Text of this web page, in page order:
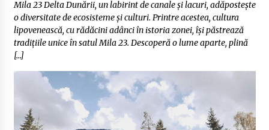
Mila 23 Delta Dunării, un labirint de canale și lacuri, adăpostește
o diversitate de ecosisteme și culturi. Printre acestea, cultura
lipovenească, cu rădăcini adânci în istoria zonei, își păstrează
tradițiile unice în satul Mila 23. Descoperă o lume aparte, plină
[…]